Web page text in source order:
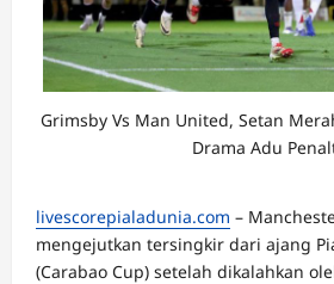
Grimsby Vs Man United, Setan
Drama Adu
livescorepialadunia.com –
mengejutkan tersingkir dari ajang
(Carabao Cup) setelah dikalahkan